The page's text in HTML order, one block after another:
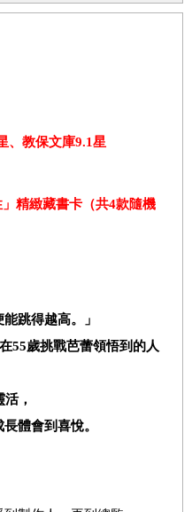
、教保文庫9.1星
精緻藏書卡（共4款隨機
跳得越高。」
55歲挑戰芭蕾領悟到的人
，
體會到喜悅。